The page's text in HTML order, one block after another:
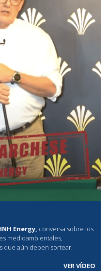
Energy, conversa sobre los
medioambientales,
que aún deben sortear.
VER VÍDEO